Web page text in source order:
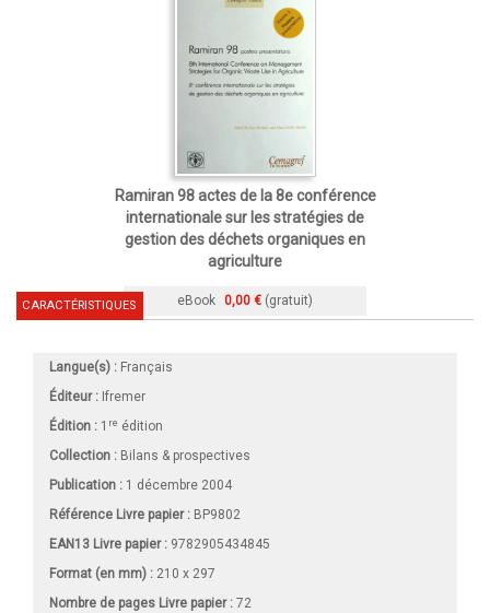
Ramiran 98 actes de la 8e conférence
internationale sur les stratégies de
gestion des déchets organiques en
agriculture
eBook 0,00 € (gratuit)
CARACTÉRISTIQUES
Langue(s) : Français
Éditeur : Ifremer
Édition : 1 re édition
Collection : Bilans & prospectives
Publication : 1 décembre 2004
Référence Livre papier : BP9802
EAN13 Livre papier : 9782905434845
Format (en mm) : 210 x 297
Nombre de pages Livre papier: 72